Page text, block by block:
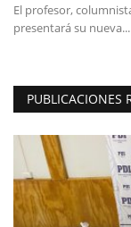
El profesor,
presentará su nueva...
PUBLICACIONES